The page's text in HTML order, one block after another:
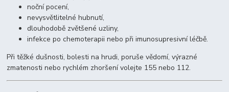
noční pocení,
nevysvětlitelné hubnutí,
dlouhodobě zvětšené uzliny,
infekce po chemoterapii nebo při imunosupresivní léčbě.
Při těžké dušnosti, bolesti na hrudi, poruše vědomí, výrazné
zmatenosti nebo rychlém zhoršení volejte 155 nebo 112.